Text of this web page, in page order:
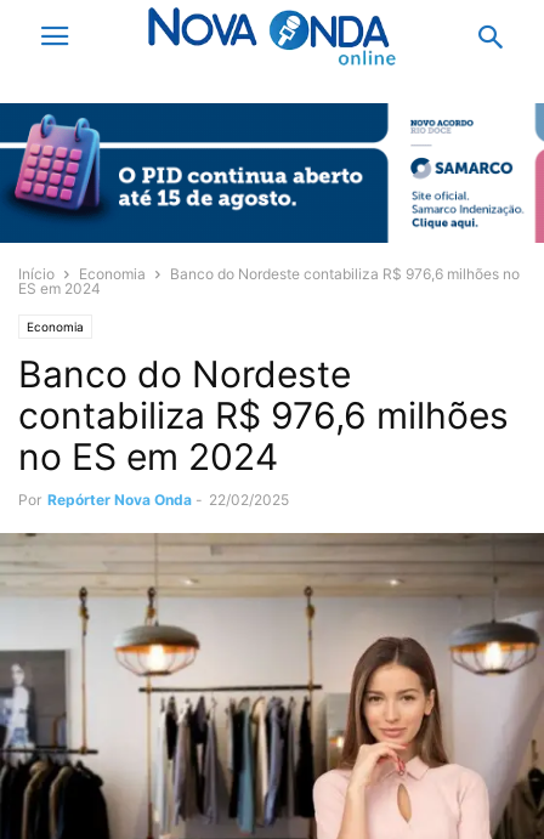
Início Economia
Banco do Nordeste contabiliza R$ 976,6 milhões no
ES em 2024
Economia
Banco do Nordeste
contabiliza R$ 976,6 milhões
no ES em 2024
Por Repórter Nova Onda - 22/02/2025